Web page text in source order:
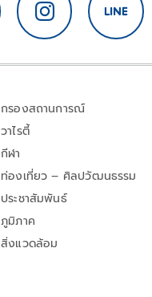
กรองสถานการณ์
วาไรตี้
กีฬา
ท่องเที่ยว – ศิลปวัฒนธรรม
ประชาสัมพันธ์
ภูมิภาค
สิ่งแวดล้อม